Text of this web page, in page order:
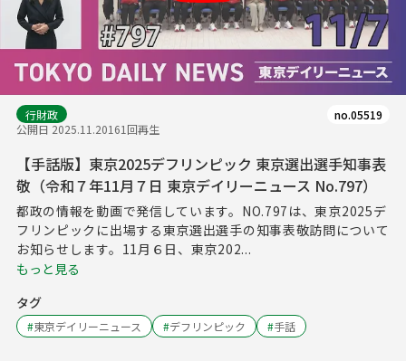
行財政
公開日 2025.11.20161回再生
no.05519
【手話版】東京2025デフリンピック 東京選出選手知事表
敬（令和７年11月７日 東京デイリーニュース No.797）
都政の情報を動画で発信しています。NO.797は、東京2025デ
フリンピックに出場する東京選出選手の知事表敬訪問について
お知らせします。11月６日、東京202...
もっと見る
タグ
#東京デイリーニュース #デフリンピック #手話